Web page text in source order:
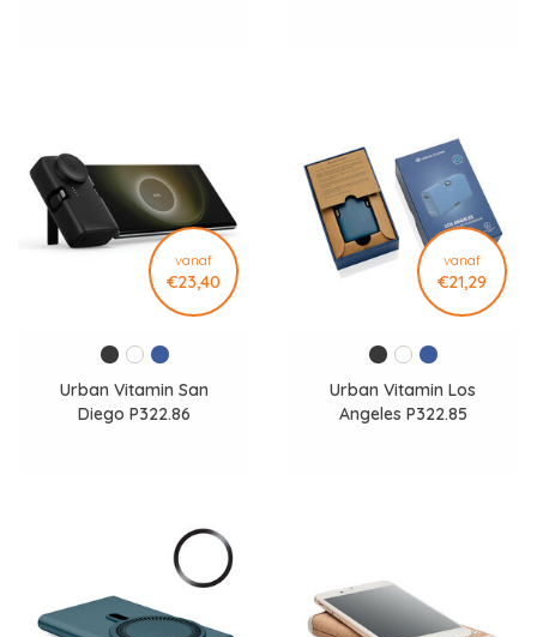
vanaf
€23,40
Urban Vitamin San
Diego P322.86
vanaf
€21,29
Urban Vitamin Los
Angeles P322.85